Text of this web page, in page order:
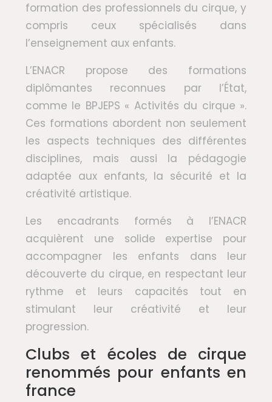
formation des professionnels du cirque, y
compris ceux spécialisés dans
l’enseignement aux enfants.
L’ENACR propose des formations
diplômantes reconnues par l’État,
comme le BPJEPS « Activités du cirque ».
Ces formations abordent non seulement
les aspects techniques des différentes
disciplines, mais aussi la pédagogie
adaptée aux enfants, la sécurité et la
créativité artistique.
Les encadrants formés à l’ENACR
acquièrent une solide expertise pour
accompagner les enfants dans leur
découverte du cirque, en respectant leur
rythme et leurs capacités tout en
stimulant leur créativité et leur
progression.
Clubs et écoles de cirque
renommés pour enfants en
france